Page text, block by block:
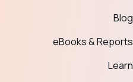
Blog
eBooks & Reports
Learn